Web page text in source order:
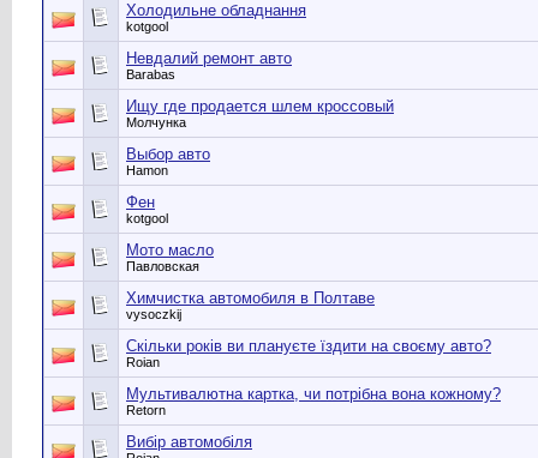
Холодильне обладнання
kotgool
Невдалий ремонт авто
Barabas
Ищу где продается шлем кроссовый
Молчунка
Выбор авто
Hamon
Фен
kotgool
Мото масло
Павловская
Химчистка автомобиля в Полтаве
vysoczkij
Скільки років ви плануєте їздити на своєму авто?
Roian
Мультивалютна картка, чи потрібна вона кожному?
Retorn
Вибір автомобіля